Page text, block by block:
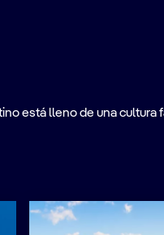
está lleno de una cultura